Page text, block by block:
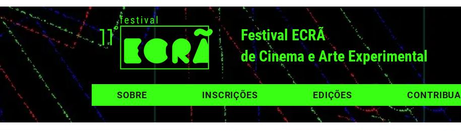
Festival ECRÃ
de Cinema e Arte Experimental
SOBRE INSCRIÇÕES EDIÇÕES CONTRIBUA